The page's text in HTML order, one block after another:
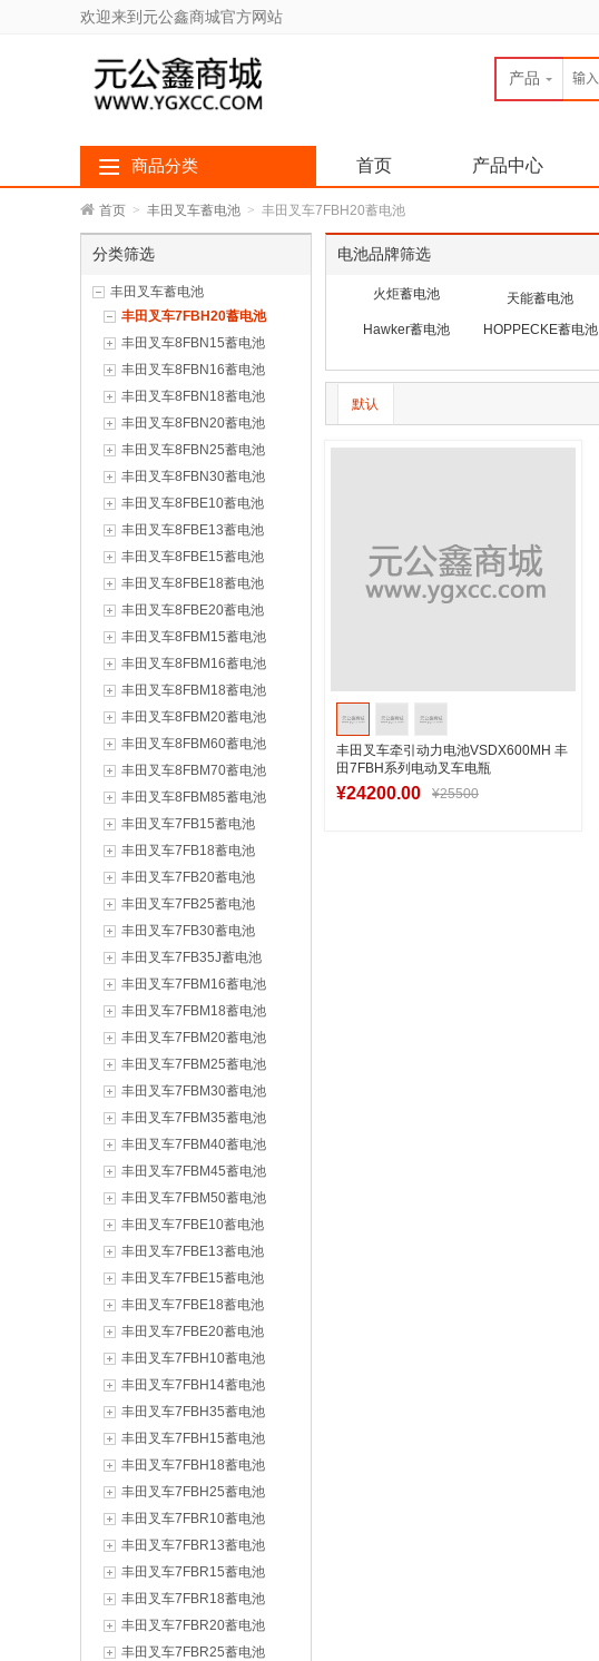
欢迎来到元公鑫商城官方网站
产品
商品分类 首页 产品中心
首页 > 丰田叉车蓄电池 > 丰田叉车7FBH20蓄电池
分类筛选
丰田叉车蓄电池
丰田叉车7FBH20蓄电池
丰田叉车8FBN15蓄电池
丰田叉车8FBN16蓄电池
丰田叉车8FBN18蓄电池
丰田叉车8FBN20蓄电池
丰田叉车8FBN25蓄电池
丰田叉车8FBN30蓄电池
丰田叉车8FBE10蓄电池
丰田叉车8FBE13蓄电池
丰田叉车8FBE15蓄电池
丰田叉车8FBE18蓄电池
丰田叉车8FBE20蓄电池
丰田叉车8FBM15蓄电池
丰田叉车8FBM16蓄电池
丰田叉车8FBM18蓄电池
丰田叉车8FBM20蓄电池
丰田叉车8FBM60蓄电池
丰田叉车8FBM70蓄电池
丰田叉车8FBM85蓄电池
丰田叉车7FB15蓄电池
丰田叉车7FB18蓄电池
丰田叉车7FB20蓄电池
丰田叉车7FB25蓄电池
丰田叉车7FB30蓄电池
丰田叉车7FB35J蓄电池
丰田叉车7FBM16蓄电池
丰田叉车7FBM18蓄电池
丰田叉车7FBM20蓄电池
丰田叉车7FBM25蓄电池
丰田叉车7FBM30蓄电池
丰田叉车7FBM35蓄电池
丰田叉车7FBM40蓄电池
丰田叉车7FBM45蓄电池
丰田叉车7FBM50蓄电池
丰田叉车7FBE10蓄电池
丰田叉车7FBE13蓄电池
丰田叉车7FBE15蓄电池
丰田叉车7FBE18蓄电池
丰田叉车7FBE20蓄电池
丰田叉车7FBH10蓄电池
丰田叉车7FBH14蓄电池
丰田叉车7FBH35蓄电池
丰田叉车7FBH15蓄电池
丰田叉车7FBH18蓄电池
丰田叉车7FBH25蓄电池
丰田叉车7FBR10蓄电池
丰田叉车7FBR13蓄电池
丰田叉车7FBR15蓄电池
丰田叉车7FBR18蓄电池
丰田叉车7FBR20蓄电池
丰田叉车7FBR25蓄电池
电池品牌筛选
火炬蓄电池 天能蓄电池
Hawker蓄电池
HOPPECKE蓄电池
默认
丰田叉车牵引动力电池VSDX600MH 丰
田7FBH系列电动叉车电瓶
¥24200.00 ¥25500